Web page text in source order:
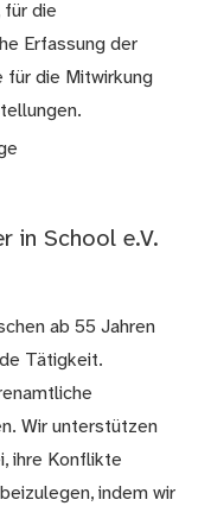
für die
Erfassung der
für die Mitwirkung
in School e.V.
ab 55 Jahren
Tätigkeit.
Wir unterstützen
ihre Konflikte
indem wir